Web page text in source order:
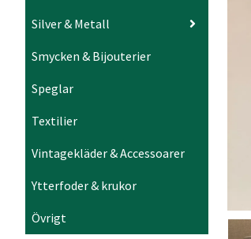
Silver & Metall
Smycken & Bijouterier
Speglar
Textilier
Vintagekläder & Accessoarer
Ytterfoder & krukor
Övrigt